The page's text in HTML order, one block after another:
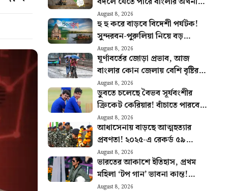
মিলবে প্রচুর কর্মসংস্থান
August 8, 2026
হু হু করে বাড়বে বিদেশী পর্যটক!
সুন্দরবন-পুরুলিয়া নিয়ে বড়
পরিকল্পনা রাজ্য সরকারের
August 8, 2026
ঘূর্ণাবর্তের জোড়া প্রভাব, আজ
বাংলার কোন জেলায় বেশি বৃষ্টির
সম্ভাবনা? আজকের আবহাওয়ার
খবর
August 8, 2026
ডুবতে চলেছে বৈভব সূর্যবংশীর
ক্রিকেট কেরিয়ার! বাঁচাতে পারবেন
কি ঈশান কিষাণ?
August 8, 2026
আধাসেনায় বাড়ছে আত্মহত্যার
প্রবণতা! ২০২৫-এ রেকর্ড ৫৯
CRPF জওয়ানের মৃত্যু, প্রকাশ্যে
রিপোর্ট
August 8, 2026
ভারতের আকাশে ইতিহাস, প্রথম
মহিলা ‘টপ গান’ ভাবনা কান্ত!
যুদ্ধকৌশলে নতুন মাইলফলক
August 8, 2026